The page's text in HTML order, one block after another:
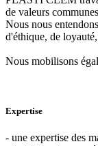
de valeurs
Nous nous
d'éthique, de
Nous mobilisons
Expertise
- une expertise des